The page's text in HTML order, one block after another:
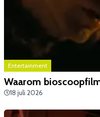
Entertainment
Waarom
18 juli 2026